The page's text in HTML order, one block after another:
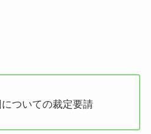
ついての裁定要請